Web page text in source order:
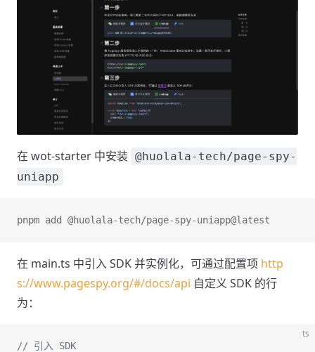
在 wot-starter 中安装 @huolala-tech/page-spy-
uniapp
pnpm add @huolala-tech/page-spy-uniapp@latest
在 main.ts 中引入 SDK 并实例化，可通过配置项 http
s://www.pagespy.org/#/docs/api 自定义 SDK 的行
为：
ts
// 引入 SDK